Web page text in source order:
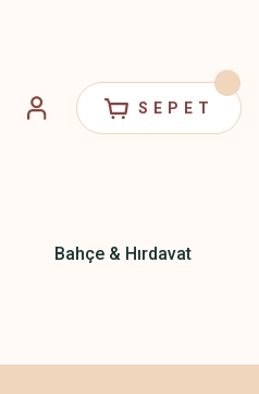
SEPET
Bahçe & Hırdavat